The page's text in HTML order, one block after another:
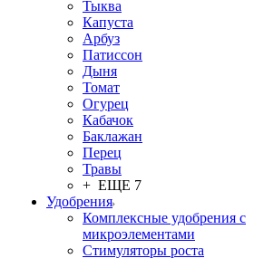
Тыква
Капуста
Арбуз
Патиссон
Дыня
Томат
Огурец
Кабачок
Баклажан
Перец
Травы
+ ЕЩЕ 7
Удобрения
Комплексные удобрения с
микроэлементами
Стимуляторы роста